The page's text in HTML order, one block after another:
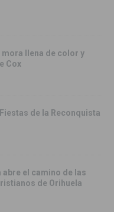
mora llena de color y
Cox
de la Reconquista
abre el camino de las
de Orihuela